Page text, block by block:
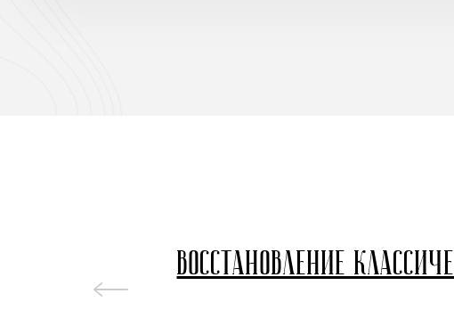
Восстановление